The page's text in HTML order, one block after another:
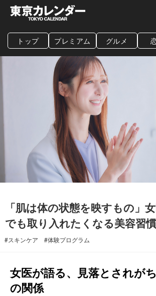
グルメ情報・プレミ
トップ プレミアム グルメ
「肌は体の状態を映すもの」
でも取り入れたくなる美容習
#スキンケア #体験プログラム
女医が語る、見落とされが
の関係